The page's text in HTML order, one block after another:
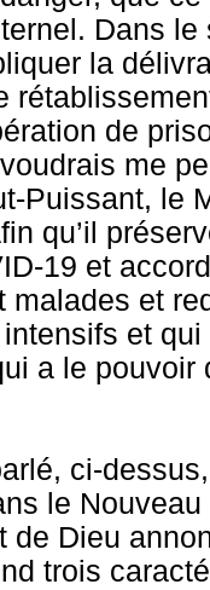
Dans
la
de
me
Puissant, le
qu’il
19 et
malades et
et
a le
ci-
le Nouveau
de Dieu
trois